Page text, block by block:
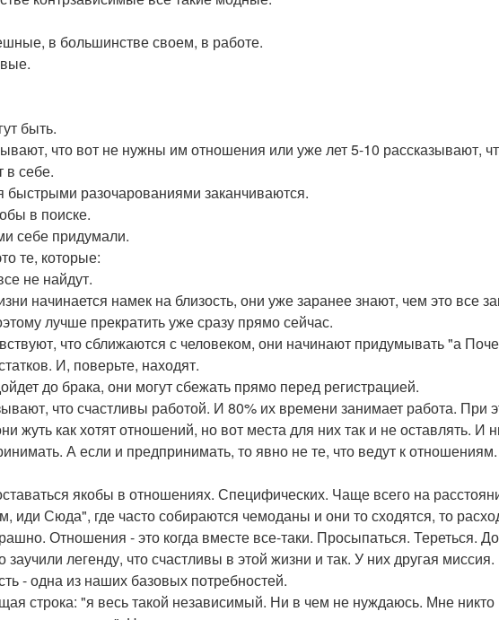
в большинстве своем, в работе.
быть.
что вот не нужны им отношения или уже лет 5-10 рассказывают,
в себе.
быстрыми разочарованиями заканчиваются.
в поиске.
себе придумали.
те, которые:
не найдут.
начинается намек на близость, они уже заранее знают, чем это все
лучше прекратить уже сразу прямо сейчас.
что сближаются с человеком, они начинают придумывать "а
И, поверьте, находят.
до брака, они могут сбежать прямо перед регистрацией.
что счастливы работой. И 80% их времени занимает работа. При
жуть как хотят отношений, но вот места для них так и не оставлять. И
А если и предпринимать, то явно не те, что ведут к отношениям.
якобы в отношениях. Специфических. Чаще всего на
иди Сюда", где часто собираются чемоданы и они то сходятся, то
Отношения - это когда вместе все-таки. Просыпаться. Тереться.
заучили легенду, что счастливы в этой жизни и так. У них другая
- одна из наших базовых потребностей.
строка: "я весь такой независимый. Ни в чем не нуждаюсь. Мне